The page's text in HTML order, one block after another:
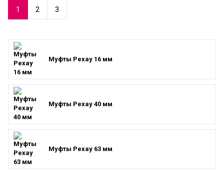
1 2 3
Муфты Рехау 16 мм
Муфты Рехау 40 мм
Муфты Рехау 63 мм